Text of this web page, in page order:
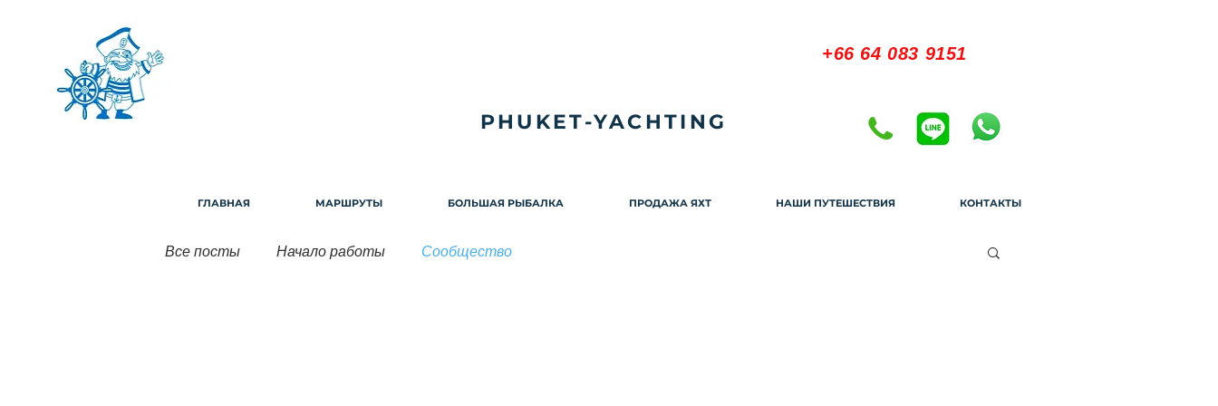
PHUKET-YACHTING
+66 64 083 9151
ГЛАВНАЯ МАРШРУТЫ БОЛЬШАЯ РЫБАЛКА ПРОДАЖА ЯХТ НАШИ ПУТЕШЕСТВИЯ КОНТАКТЫ
Все посты Начало работы Сообщество